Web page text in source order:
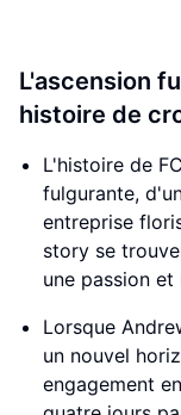
L'ascension
histoire de
L'histoire de
fulgurante,
entreprise
story se
une passion
Lorsque
un nouvel
engagement